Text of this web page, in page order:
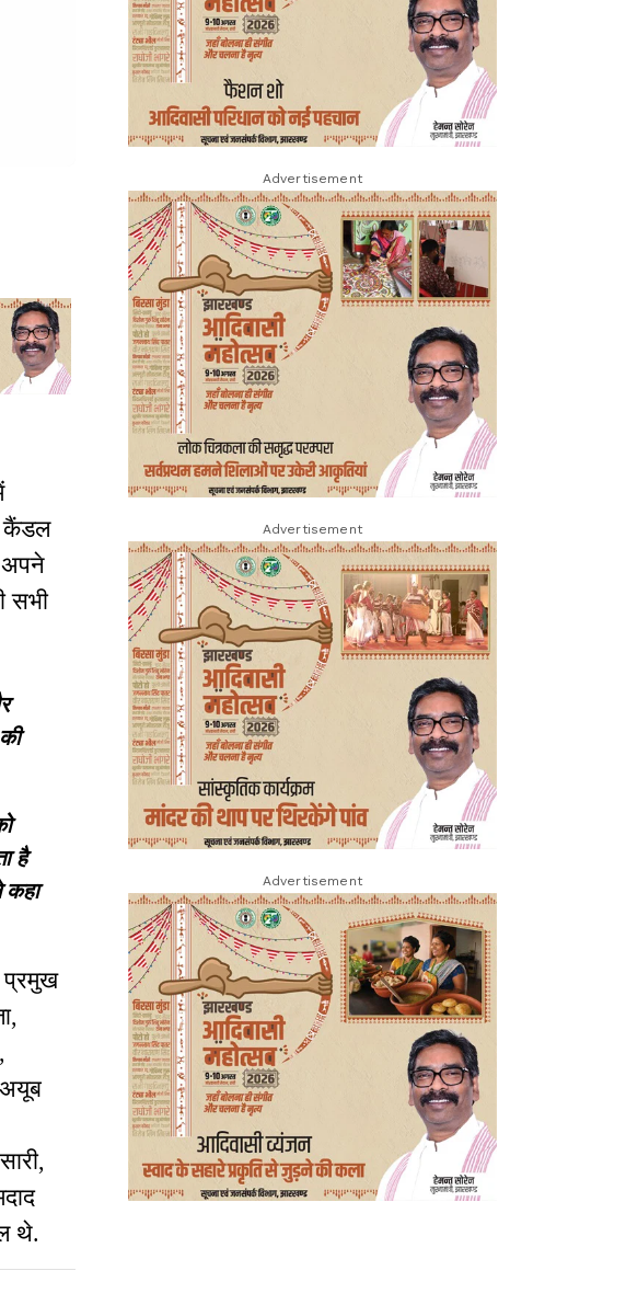
कैंडल
अपने
सभी
है
प्रमुख
अयूब
थे.
Advertisement
Advertisement
Advertisement